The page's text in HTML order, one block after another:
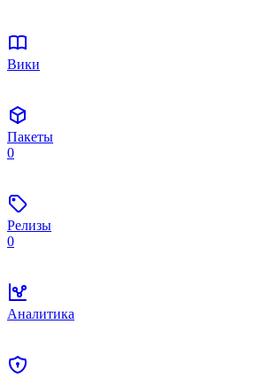
Вики
Пакеты
0
Релизы
0
Аналитика